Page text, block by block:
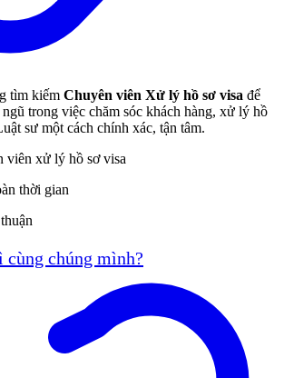
tìm kiếm Chuyên viên Xử lý hồ sơ visa để
trong việc chăm sóc khách hàng, xử lý hồ
sư một cách chính xác, tận tâm.
viên xử lý hồ sơ visa
thời gian
cùng chúng mình?